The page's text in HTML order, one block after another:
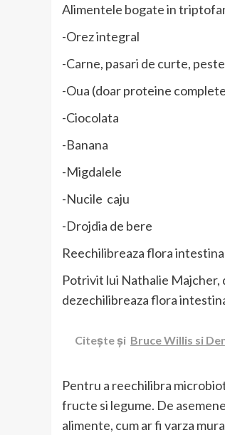
Alimentele bogate in
-Orez integral
-Carne, pasari de curte,
-Oua (doar proteine
-Ciocolata
-Banana
-Migdalele
-Nucile caju
-Drojdia de bere
Reechilibreaza flora
Potrivit lui Nathalie
dezechilibreaza flora
Citește și Bruce Willis si
Pentru a reechilibra
fructe si legume. De
alimente, cum ar fi varza